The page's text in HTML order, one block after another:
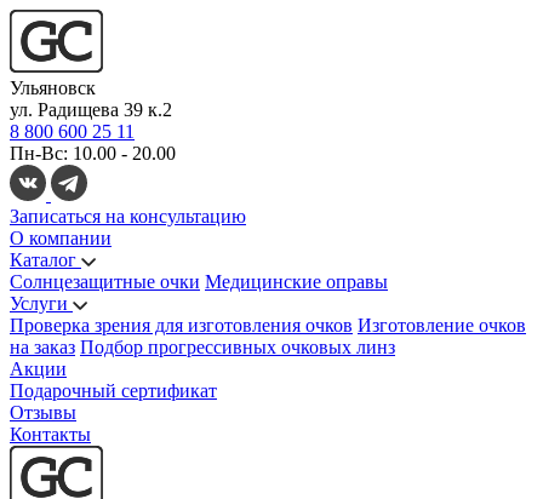
Ульяновск
ул. Радищева 39 к.2
8 800 600 25 11
Пн-Вс: 10.00 - 20.00
Записаться на консультацию
О компании
Каталог
Солнцезащитные очки Медицинские оправы
Услуги
Проверка зрения для изготовления очков Изготовление очков
на заказ Подбор прогрессивных очковых линз
Акции
Подарочный сертификат
Отзывы
Контакты